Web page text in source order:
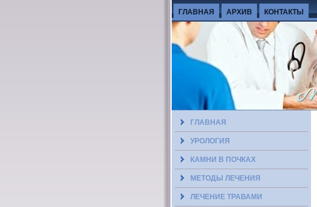
ГЛАВНАЯ АРХИВ КОНТАКТЫ
ГЛАВНАЯ
УРОЛОГИЯ
КАМНИ В ПОЧКАХ
МЕТОДЫ ЛЕЧЕНИЯ
ЛЕЧЕНИЕ ТРАВАМИ